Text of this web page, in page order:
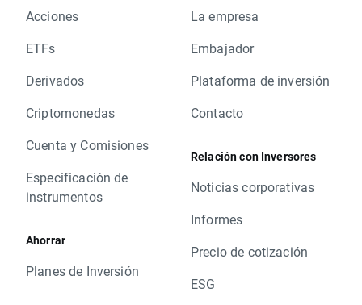
Acciones
ETFs
Derivados
Criptomonedas
Cuenta y Comisiones
Especificación de
instrumentos
Ahorrar
Planes de Inversión
La empresa
Embajador
Plataforma de inversión
Contacto
Relación con Inversores
Noticias corporativas
Informes
Precio de cotización
ESG